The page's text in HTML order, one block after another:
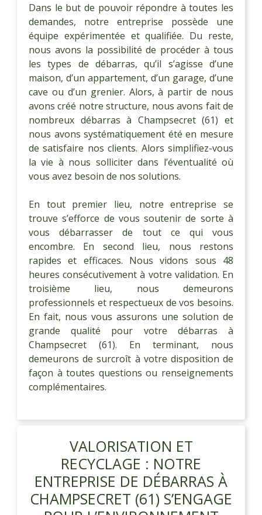
Dans le but de pouvoir répondre à toutes les
demandes, notre entreprise possède une
équipe expérimentée et qualifiée. Du reste,
nous avons la possibilité de procéder à tous
les types de débarras, qu’il s’agisse d’une
maison, d’un appartement, d’un garage, d’une
cave ou d’un grenier. Alors, à partir de nous
avons créé notre structure, nous avons fait de
nombreux débarras à Champsecret (61) et
nous avons systématiquement été en mesure
de satisfaire nos clients. Alors simplifiez-vous
la vie à nous solliciter dans l’éventualité où
vous avez besoin de nos solutions.
En tout premier lieu, notre entreprise se
trouve s’efforce de vous soutenir de sorte à
vous débarrasser de tout ce qui vous
encombre. En second lieu, nous restons
rapides et efficaces. Nous vidons sous 48
heures consécutivement à votre validation. En
troisième lieu, nous demeurons
professionnels et respectueux de vos besoins.
En fait, nous vous assurons une solution de
grande qualité pour votre débarras à
Champsecret (61). En terminant, nous
demeurons de surcroît à votre disposition de
façon à toutes questions ou renseignements
complémentaires.
VALORISATION ET
RECYCLAGE : NOTRE
ENTREPRISE DE DÉBARRAS À
CHAMPSECRET (61) S’ENGAGE